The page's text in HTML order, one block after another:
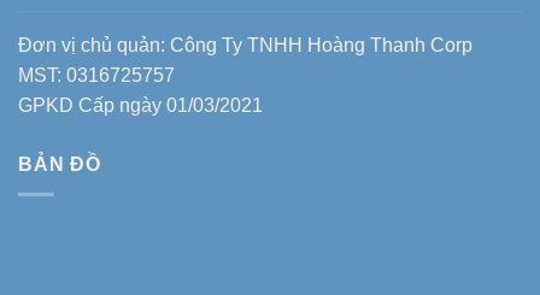
Đơn vị chủ quản: Công Ty TNHH Hoàng Thanh Corp
MST: 0316725757
GPKD Cấp ngày 01/03/2021
BẢN ĐỒ